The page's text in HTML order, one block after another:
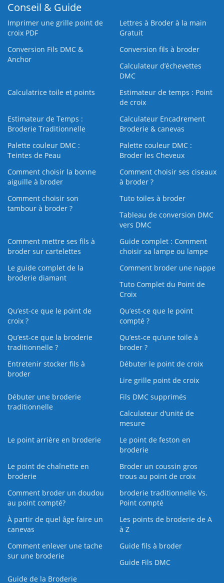
Conseil & Guide
Imprimer une grille point de
croix PDF
Lettres à Broder à la main
Gratuit
Conversion Fils DMC &
Anchor
Conversion fils à broder
Calculateur d’échevettes
DMC
Calculatrice toile et points
Estimateur de temps : Point
de croix
Estimateur de Temps :
Broderie Traditionnelle
Calculateur Encadrement
Broderie & canevas
Palette couleur DMC :
Teintes de Peau
Palette couleur DMC :
Broder les Cheveux
Comment choisir la bonne
aiguille à broder
Comment choisir ses ciseaux
à broder ?
Comment choisir son
tambour à broder ?
Tuto toiles à broder
Tableau de conversion DMC
vers DMC
Comment mettre ses fils à
broder sur cartelettes
Guide complet : Comment
choisir sa lampe ou lampe
Le guide complet de la
broderie diamant
Comment broder une nappe
Tuto Complet du Point de
Croix
Qu’est-ce que le point de
croix ?
Qu’est-ce que le point
compté ?
Qu’est-ce que la broderie
traditionnelle ?
Qu’est‑ce qu’une toile à
broder ?
Entretenir stocker fils à
broder
Débuter le point de croix
Lire grille point de croix
Débuter une broderie
traditionnelle
Fils DMC supprimés
Calculateur d'unité de
mesure
Le point arrière en broderie
Le point de feston en
broderie
Le point de chaînette en
broderie
Broder un coussin gros
trous au point de croix
Comment broder un doudou
au point compté?
broderie traditionnelle Vs.
Point compté
À partir de quel âge faire un
canevas
Les points de broderie de A
à Z
Comment enlever une tache
sur une broderie
Guide fils à broder
Guide Fils DMC
Guide de la Broderie